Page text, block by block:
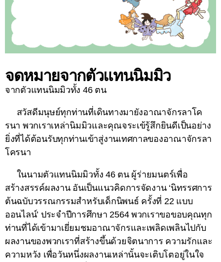
จดหมายจากตัวแทนนิมมิว
จากตัวแทนนิมมิวทั้ง 46 ตน
สวัสดีมนุษย์ทุกท่านที่เดินทางมายังอาณาจักรลาโค
รนา พวกเราเหล่านิมมิวและคุณจระเข้รู้สึกยินดีเป็นอย่าง
ยิ่งที่ได้ต้อนรับทุกท่านเข้าสู่งานเทศกาลของอาณาจักรลา
โครนา
ในนามตัวแทนนิมมิวทั้ง 46 ตน ผู้ร่ายมนตร์เพื่อ
สร้างสรรค์ผลงาน อันเป็นแนวคิดการจัดงาน ‘นิทรรศการ
ต้นฉบับวรรณกรรมสำหรับเด็กนิพนธ์ ครั้งที่ 22 แบบ
ออนไลน์’ ประจำปีการศึกษา 2564 พวกเราขอขอบคุณทุก
ท่านที่ได้เข้ามาเยี่ยมชมอาณาจักรและเพลิดเพลินไปกับ
ผลงานของพวกเราที่สร้างขึ้นด้วยจิตนาการ ความรักและ
ความหวัง เพื่อวันหนึ่งผลงานเหล่านั้นจะเติบโตอยู่ในใจ